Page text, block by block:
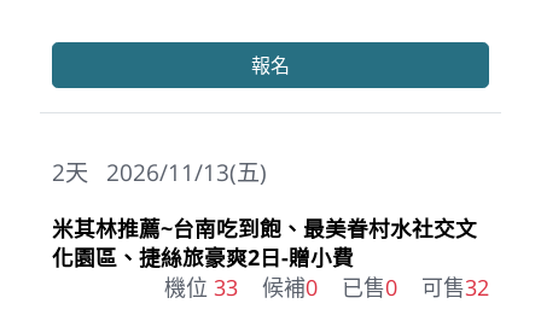
報名
2026/11/13(五)
2天
米其林推薦~台南吃到飽、最美眷村水社交文
化園區、捷絲旅豪爽2日-贈小費
機位 33 候補0 已售0 可售32